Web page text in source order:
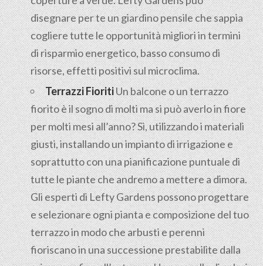
disegnare per te un giardino pensile che sappia
cogliere tutte le opportunità migliori in termini
di risparmio energetico, basso consumo di
risorse, effetti positivi sul microclima.
Terrazzi FioritiUn balcone o un terrazzo
fiorito è il sogno di molti ma si può averlo in fiore
per molti mesi all’anno? Sì, utilizzando i materiali
giusti, installando un impianto di irrigazione e
soprattutto con una pianificazione puntuale di
tutte le piante che andremo a mettere a dimora.
Gli esperti di Lefty Gardens possono progettare
e selezionare ogni pianta e composizione del tuo
terrazzo in modo che arbusti e perenni
fioriscano in una successione prestabilite dalla